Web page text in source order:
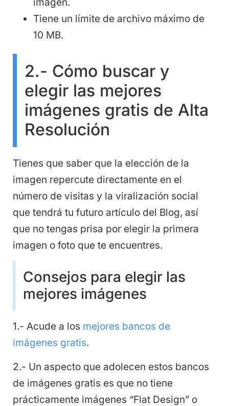
Tiene un límite de archivo máximo de
10 MB.
2.- Cómo buscar y
elegir las mejores
imágenes gratis de Alta
Resolución
Tienes que saber que la elección de la
imagen repercute directamente en el
número de visitas y la viralización social
que tendrá tu futuro artículo del Blog, así
que no tengas prisa por elegir la primera
imagen o foto que te encuentres.
Consejos para elegir las
mejores imágenes
1.- Acude a los mejores bancos de
imágenes gratis.
2.- Un aspecto que adolecen estos bancos
de imágenes gratis es que no tiene
prácticamente imágenes “Flat Design” o